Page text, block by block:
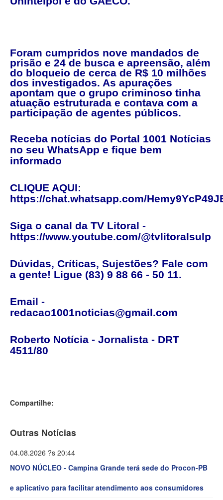
Foram cumpridos nove mandados de
prisão e 24 de busca e apreensão, além
do bloqueio de cerca de R$ 10 milhões
dos investigados. As apurações
apontam que o grupo criminoso tinha
atuação estruturada e contava com a
participação de agentes públicos.
Receba notícias do Portal 1001 Notícias
no seu WhatsApp e fique bem
informado
CLIQUE AQUI:
https://chat.whatsapp.com/
Siga o canal da TV Litoral -
https://www.youtube.com/@tvlitoralsulp
Dúvidas, Críticas, Sujestões? Fale com
a gente! Ligue (83) 9 88 66 - 50 11.
Email -
redacao1001noticias@gmail.com
Roberto Notícia - Jornalista - DRT
4511/80
Compartilhe:
Outras Notícias
04.08.2026 ?s 20:44
NOVO NÚCLEO - Campina Grande terá sede do Procon-PB
e aplicativo para facilitar atendimento aos consumidores